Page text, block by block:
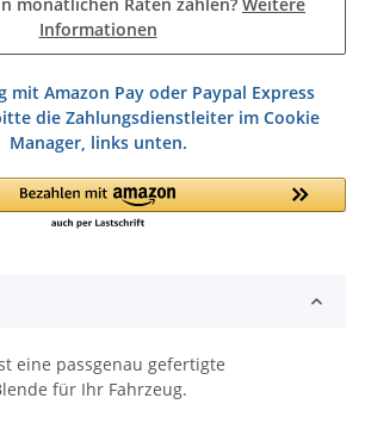
Informationen
mit Amazon Pay oder Paypal Express
die Zahlungsdienstleiter im Cookie
Manager, links unten.
eine passgenau gefertigte
für Ihr Fahrzeug.